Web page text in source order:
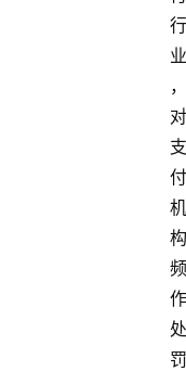
行
业
，
对
支
付
机
构
频
作
处
罚